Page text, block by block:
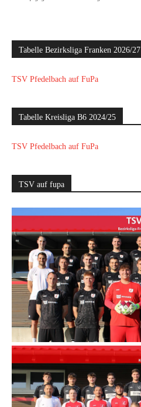
Tabelle Bezirksliga Franken 2026/27
TSV Pfedelbach auf FuPa
Tabelle Kreisliga B6 2024/25
TSV Pfedelbach auf FuPa
TSV auf fupa